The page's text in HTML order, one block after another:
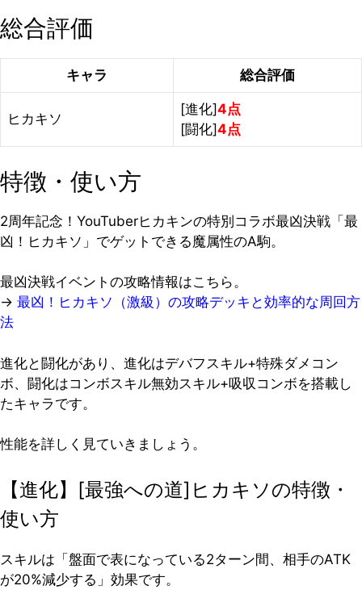
総合評価
キャラ 総合評価
ヒカキソ
[進化]4点
[闘化]4点
特徴・使い方
2周年記念！YouTuberヒカキンの特別コラボ最凶決戦「最
凶！ヒカキソ」でゲットできる魔属性のA駒。
最凶決戦イベントの攻略情報はこちら。
→ 最凶！ヒカキソ（激級）の攻略デッキと効率的な周回方
法
進化と闘化があり、進化はデバフスキル+特殊ダメコン
ボ、闘化はコンボスキル無効スキル+吸収コンボを搭載し
たキャラです。
性能を詳しく見ていきましょう。
【進化】[最強への道]ヒカキソの特徴・
使い方
スキルは「盤面で表になっている2ターン間、相手のATK
が20%減少する」効果です。